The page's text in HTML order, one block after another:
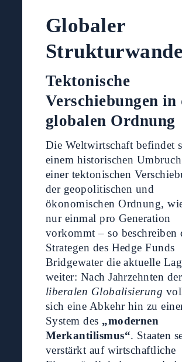
Globaler
Tektonische
Verschiebungen in
globalen Ordnung
Die Weltwirtschaft befindet
einem historischen
einer tektonischen
der geopolitischen und
ökonomischen Ordnung,
nur einmal pro Generation
vorkommt – so beschreiben
Strategen des Hedge Funds
Bridgewater die aktuelle
weiter: Nach Jahrzehnten der
liberalen Globalisierung
sich eine Abkehr hin zu
System des „modernen
Merkantilismus“. Staaten
verstärkt auf wirtschaftliche